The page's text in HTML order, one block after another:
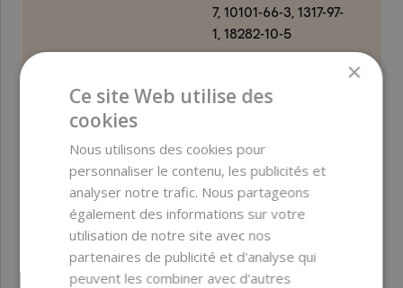
7, 10101-66-3, 1317-97-
1, 18282-10-5
conservateurs ; oxyde
formaldéhyde et
donneurs de
formaldéhyde ;
sulfates ; PEG ; EDTA ;
substances
parfumantes
×
Ce site Web utilise des
cookies
Nous utilisons des cookies pour
personnaliser le contenu, les publicités et
analyser notre trafic. Nous partageons
également des informations sur votre
utilisation de notre site avec nos
partenaires de publicité et d'analyse qui
peuvent les combiner avec d'autres